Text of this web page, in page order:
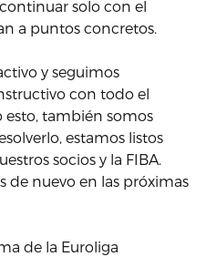
solo con el
a puntos concretos.
y seguimos
con todo el
esto, también somos
estamos listos
socios y la FIBA.
de nuevo en las próximas
de la Euroliga